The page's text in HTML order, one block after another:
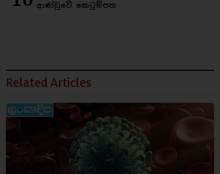
ආණ්ඩුවේ කෙටුම්පත
Related Articles